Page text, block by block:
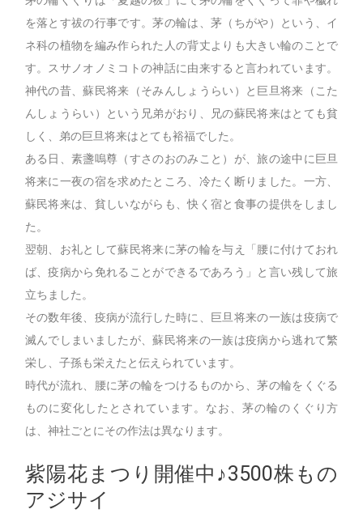
を落とす祓の行事です。茅の輪は、茅（ちがや）という、イ
ネ科の植物を編み作られた人の背丈よりも大きい輪のことで
す。スサノオノミコトの神話に由来すると言われています。
神代の昔、蘇民将来（そみんしょうらい）と巨旦将来（こた
んしょうらい）という兄弟がおり、兄の蘇民将来はとても貧
しく、弟の巨旦将来はとても裕福でした。
ある日、素盞嗚尊（すさのおのみこと）が、旅の途中に巨旦
将来に一夜の宿を求めたところ、冷たく断りました。一方、
蘇民将来は、貧しいながらも、快く宿と食事の提供をしまし
た。
翌朝、お礼として蘇民将来に茅の輪を与え「腰に付けておれ
ば、疫病から免れることができるであろう」と言い残して旅
立ちました。
その数年後、疫病が流行した時に、巨旦将来の一族は疫病で
滅んでしまいましたが、蘇民将来の一族は疫病から逃れて繁
栄し、子孫も栄えたと伝えられています。
時代が流れ、腰に茅の輪をつけるものから、茅の輪をくぐる
ものに変化したとされています。なお、茅の輪のくぐり方
は、神社ごとにその作法は異なります。
紫陽花まつり開催中♪3500株もの
アジサイ